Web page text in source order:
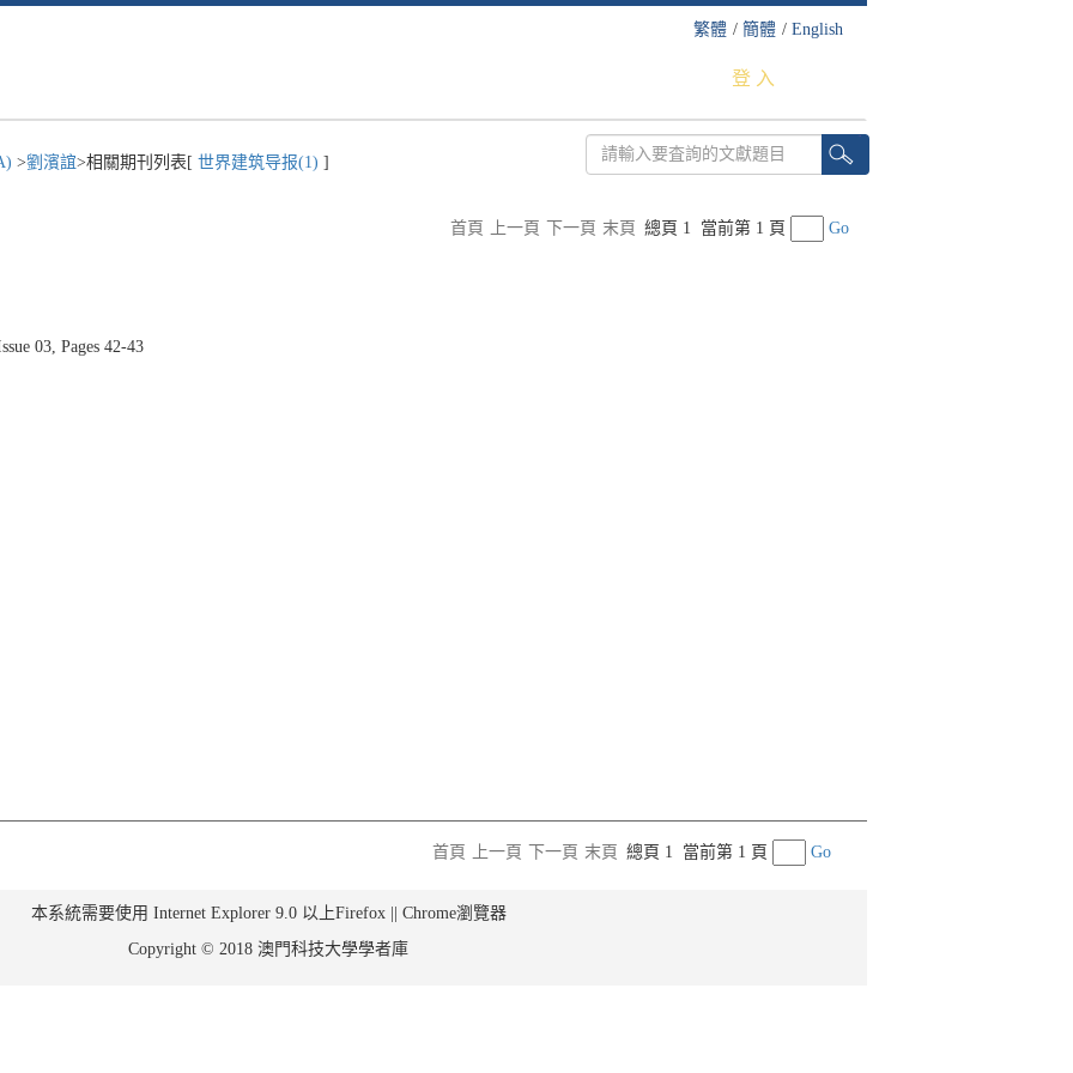
繁體 / 簡體 / English
登 入
>劉濱誼>相關期刊列表[ 世界建筑导报(1) ]
首頁 上一頁 下一頁 末頁 總頁 1 當前第 1 頁 Go
03, Pages 42-43
首頁
上一頁 下一頁 末頁 總頁 1 當前第 1 頁 Go
本系統需要使用 Internet Explorer 9.0 以上Firefox || Chrome瀏覽器
Copyright © 2018 澳門科技大學學者庫